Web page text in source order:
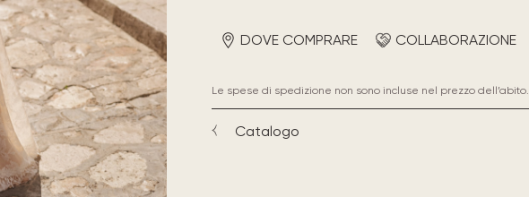
DOVE COMPRARE COLLABORAZIONE
Le spese di spedizione non sono incluse nel prezzo dell’abito.
Catalogo